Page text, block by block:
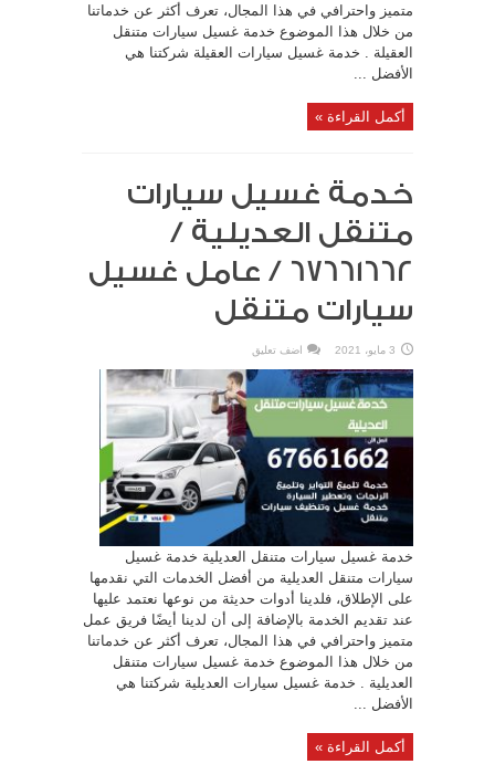
متميز واحترافي في هذا المجال، تعرف أكثر عن خدماتنا
من خلال هذا الموضوع خدمة غسيل سيارات متنقل
العقيلة . خدمة غسيل سيارات العقيلة شركتنا هي
الأفضل ...
أكمل القراءة »
خدمة غسيل سيارات
متنقل العديلية /
67661662 / عامل غسيل
سيارات متنقل
3 مايو، 2021 اضف تعليق
خدمة غسيل سيارات متنقل العديلية خدمة غسيل
سيارات متنقل العديلية من أفضل الخدمات التي نقدمها
على الإطلاق، فلدينا أدوات حديثة من نوعها نعتمد عليها
عند تقديم الخدمة بالإضافة إلى أن لدينا أيضًا فريق عمل
متميز واحترافي في هذا المجال، تعرف أكثر عن خدماتنا
من خلال هذا الموضوع خدمة غسيل سيارات متنقل
العديلية . خدمة غسيل سيارات العديلية شركتنا هي
الأفضل ...
أكمل القراءة »